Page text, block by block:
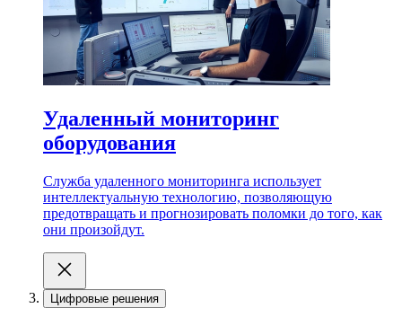
Удаленный мониторинг
оборудования
Служба удаленного мониторинга использует
интеллектуальную технологию, позволяющую
предотвращать и прогнозировать поломки до того, как
они произойдут.
Цифровые решения